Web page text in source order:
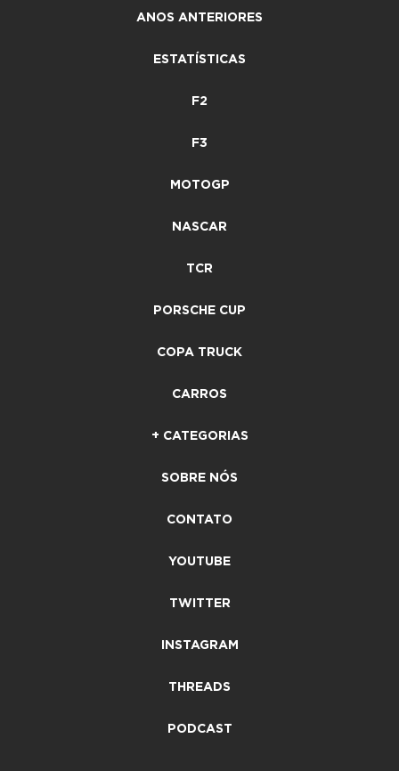
ANOS ANTERIORES
ESTATÍSTICAS
F2
F3
MOTOGP
NASCAR
TCR
PORSCHE CUP
COPA TRUCK
CARROS
+ CATEGORIAS
SOBRE NÓS
CONTATO
YOUTUBE
TWITTER
INSTAGRAM
THREADS
PODCAST